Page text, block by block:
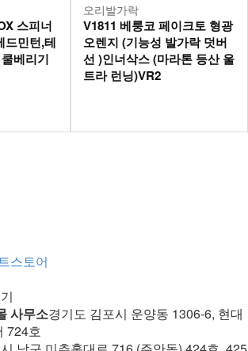
스피너
드민턴,테
베리기
오리발가락
V1811 베룽코 페이크토 형광
오렌지 (기능성 발가락 덧버
선 )인너삭스 (마라톤 등산 울
트라 런닝)VR2
스토어
사무소경기도 김포시 운양동 1306-6, 현대
724호